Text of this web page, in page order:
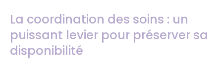
La coordination des soins : un
puissant levier pour préserver sa
disponibilité